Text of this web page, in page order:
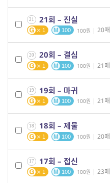
21 21회 – 진실
1 100 100 | 20매
20 20회 – 결심
1 100 100 | 21매
19 19회 – 마귀
1 100 100 | 21매
18 18회 – 제물
1 100 100 | 20매
17 17회 – 접신
1 100 100 | 23매